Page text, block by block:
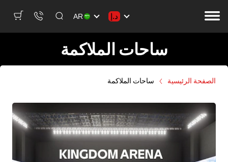
د.إ AR
ساحات الملاكمة
الصفحة الرئيسية ساحات الملاكمة